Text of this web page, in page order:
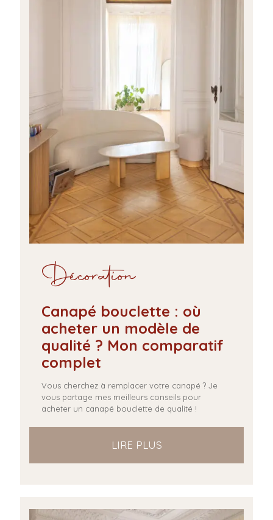
Décoration
Canapé bouclette : où
acheter un modèle de
qualité ? Mon comparatif
complet
Vous cherchez à remplacer votre canapé ? Je
vous partage mes meilleurs conseils pour
acheter un canapé bouclette de qualité !
LIRE PLUS